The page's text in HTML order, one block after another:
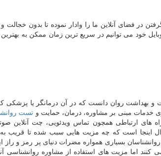
در فضای آنلاین ما را وادار نموده تا بدون خجالت
خود می توانیم در سریع ترین زمان ممکن به بهترین
و بهداشت روان دانست که در آن درمانگر یا پزشکی
خدمات مبنی بر مشاوره، درمان، حمایت و تست
های ارتباطی همچون تماس ویدئویی، چت آنلاین
اینجا است که چه مزیت هایی سبب شده تا قریب به
بسیاری همواره مضرات دنیای پر رمز و راز
اما مزیت های استفاده از مشاوره روانشناسی